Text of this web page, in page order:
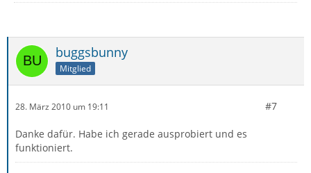
buggsbunny
Mitglied
28. März 2010 um 19:11 #7
Danke dafür. Habe ich gerade ausprobiert und es
funktioniert.